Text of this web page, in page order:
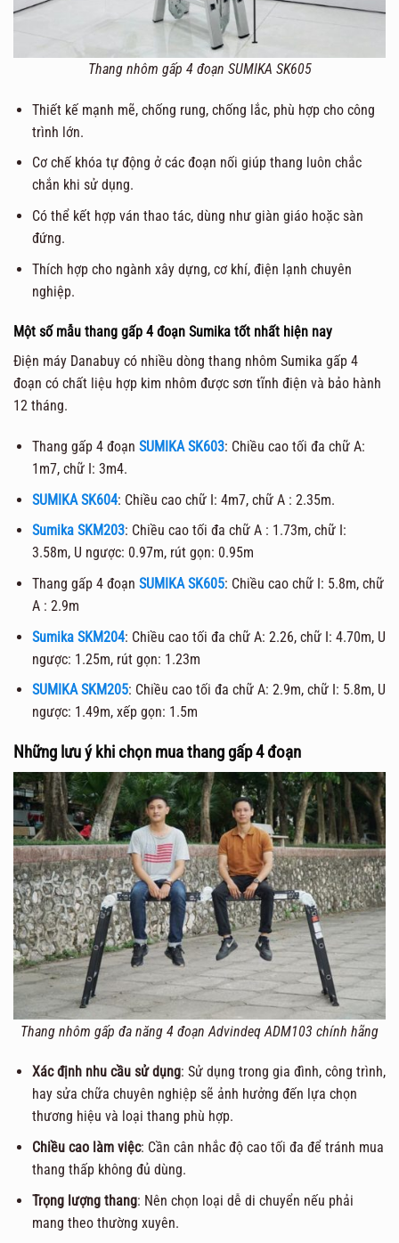
Thang nhôm gấp 4 đoạn SUMIKA SK605
Thiết kế mạnh mẽ, chống rung, chống lắc, phù hợp cho công
trình lớn.
Cơ chế khóa tự động ở các đoạn nối giúp thang luôn chắc
chắn khi sử dụng.
Có thể kết hợp ván thao tác, dùng như giàn giáo hoặc sàn
đứng.
Thích hợp cho ngành xây dựng, cơ khí, điện lạnh chuyên
nghiệp.
Một số mẫu thang gấp 4 đoạn Sumika tốt nhất hiện nay
Điện máy Danabuy có nhiều dòng thang nhôm Sumika gấp 4
đoạn có chất liệu hợp kim nhôm được sơn tĩnh điện và bảo hành
12 tháng.
Thang gấp 4 đoạn SUMIKA SK603: Chiều cao tối đa chữ A:
1m7, chữ I: 3m4.
SUMIKA SK604: Chiều cao chữ I: 4m7, chữ A : 2.35m.
Sumika SKM203: Chiều cao tối đa chữ A : 1.73m, chữ I:
3.58m, U ngược: 0.97m, rút gọn: 0.95m
Thang gấp 4 đoạn SUMIKA SK605: Chiều cao chữ I: 5.8m, chữ
A : 2.9m
Sumika SKM204: Chiều cao tối đa chữ A: 2.26, chữ I: 4.70m, U
ngược: 1.25m, rút gọn: 1.23m
SUMIKA SKM205: Chiều cao tối đa chữ A: 2.9m, chữ I: 5.8m, U
ngược: 1.49m, xếp gọn: 1.5m
Những lưu ý khi chọn mua thang gấp 4 đoạn
Thang nhôm gấp đa năng 4 đoạn Advindeq ADM103 chính hãng
Xác định nhu cầu sử dụng: Sử dụng trong gia đình, công trình,
hay sửa chữa chuyên nghiệp sẽ ảnh hưởng đến lựa chọn
thương hiệu và loại thang phù hợp.
Chiều cao làm việc: Cần cân nhắc độ cao tối đa để tránh mua
thang thấp không đủ dùng.
Trọng lượng thang: Nên chọn loại dễ di chuyển nếu phải
mang theo thường xuyên.